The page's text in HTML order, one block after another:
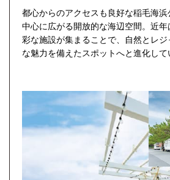
都心からのアクセスも良好な稲毛海
中心に広がる開放的な海辺空間。近
彩な施設が集まることで、自然とレ
な魅力を備えたスポットへと進化して